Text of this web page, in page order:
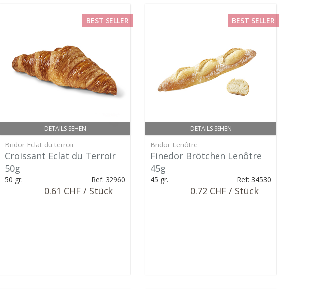
DETAILS SEHEN
BEST SELLER
Bridor Eclat du terroir
Croissant Eclat du Terroir
50g
50 gr. Ref: 32960
0.61 CHF / Stück
DETAILS SEHEN
BEST SELLER
Bridor Lenôtre
Finedor Brötchen Lenôtre
45g
45 gr. Ref: 34530
0.72 CHF / Stück